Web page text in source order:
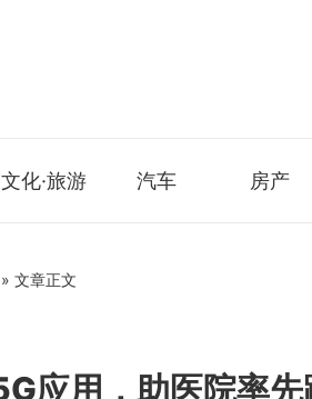
文化·旅游 汽车 房产
» 文章正文
应用，助医院率